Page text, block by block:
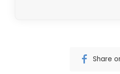
Share